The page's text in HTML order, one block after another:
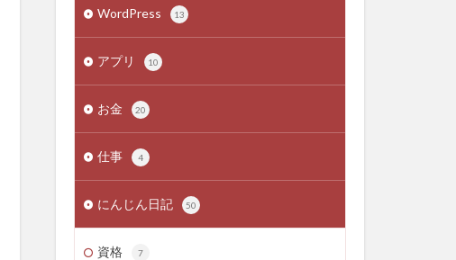
WordPress 13
アプリ 10
お金 20
仕事 4
にんじん日記 50
資格 7